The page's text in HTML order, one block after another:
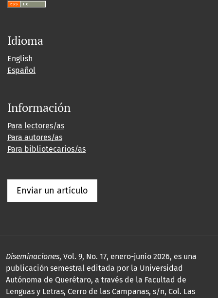
Idioma
English
Español
Información
Para lectores/as
Para autores/as
Para bibliotecarios/as
Enviar un artículo
Diseminaciones, Vol. 9, No. 17, enero-junio 2026, es una
publicación semestral editada por la Universidad
Autónoma de Querétaro, a través de la Facultad de
Lenguas y Letras, Cerro de las Campanas, s/n, Col. Las